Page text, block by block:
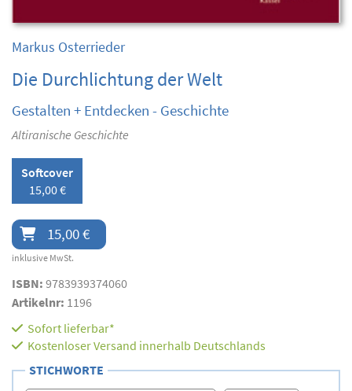
Markus Osterrieder
Die Durchlichtung der Welt
Gestalten + Entdecken - Geschichte
Altiranische Geschichte
Softcover
15,00 €
15,00 €
inklusive MwSt.
ISBN: 9783939374060
Artikelnr: 1196
Sofort lieferbar*
Kostenloser Versand innerhalb Deutschlands
STICHWORTE